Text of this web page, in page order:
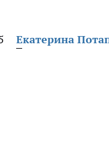
Екатерина